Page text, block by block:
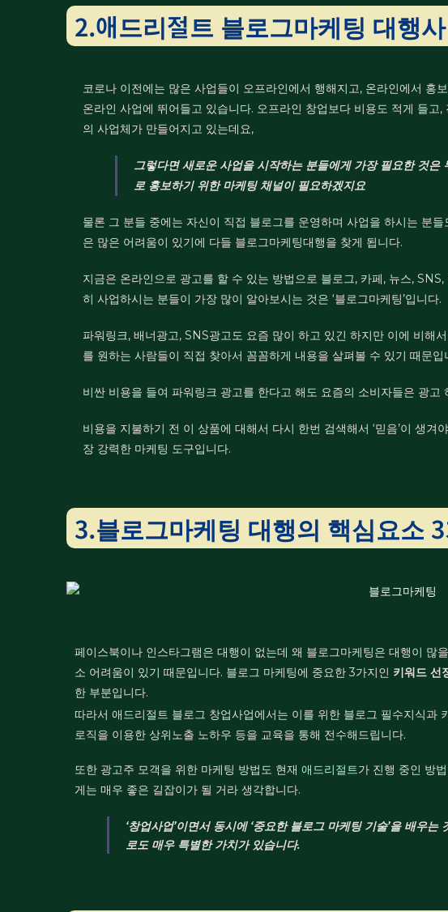
2.애드리절트 블로그마케팅 대행
코로나 이전에는 많은 사업들이 오프라인에서 행해지고, 온라인에서 홍
온라인 사업에 뛰어들고 있습니다. 오프라인 창업보다 비용도 적게 들고
의 사업체가 만들어지고 있는데요,
그렇다면 새로운 사업을 시작하는 분들에게 가장 필요한 것은
로 홍보하기 위한 마케팅 채널이 필요하겠지요
물론 그 분들 중에는 자신이 직접 블로그를 운영하며 사업을 하시는 분
은 많은 어려움이 있기에 다들 블로그마케팅대행을 찾게 됩니다.
지금은 온라인으로 광고를 할 수 있는 방법으로 블로그, 카페, 뉴스,
히 사업하시는 분들이 가장 많이 알아보시는 것은 ‘블로그마케팅’입니다.
파워링크, 배너광고, SNS광고도 요즘 많이 하고 있긴 하지만 이에 비해
를 원하는 사람들이 직접 찾아서 꼼꼼하게 내용을 살펴볼 수 있기 때문입
비싼 비용을 들여 파워링크 광고를 한다고 해도 요즘의 소비자들은 광고
비용을 지불하기 전 이 상품에 대해서 다시 한번 검색해서 ‘믿음’이 생
장 강력한 마케팅 도구입니다.
3.블로그마케팅 대행의 핵심요소
페이스북이나 인스타그램은 대행이 없는데 왜 블로그마케팅은 대행이 많
소 어려움이 있기 때문입니다. 블로그 마케팅에 중요한 3가지인 키워드 선
한 부분입니다.
따라서 애드리절트 블로그 창업사업에서는 이를 위한 블로그 필수지식과
로직을 이용한 상위노출 노하우 등을 교육을 통해 전수해드립니다.
또한 광고주 모객을 위한 마케팅 방법도 현재 애드리절트가 진행 중인 방
게는 매우 좋은 길잡이가 될 거라 생각합니다.
‘창업사업’이면서 동시에 ‘중요한 블로그 마케팅 기술’을 배우
로도 매우 특별한 가치가 있습니다.